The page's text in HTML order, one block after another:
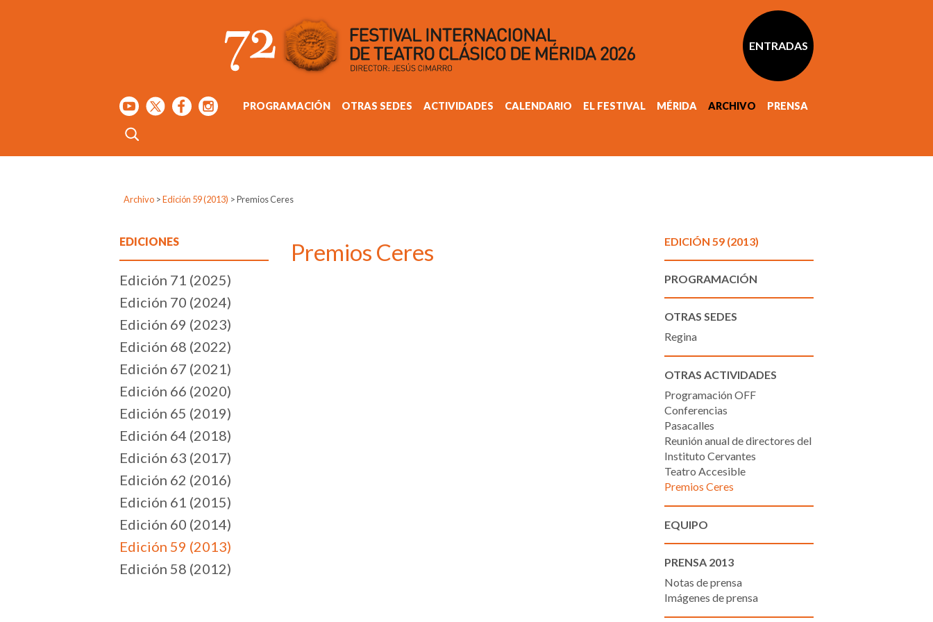
ENTRADAS
PROGRAMACIÓN OTRAS SEDES ACTIVIDADES CALENDARIO EL FESTIVAL MÉRIDA ARCHIVO PRENSA
Archivo > Edición 59 (2013) >Premios Ceres
EDICIONES
Edición 71 (2025)
Edición 70 (2024)
Edición 69 (2023)
Edición 68 (2022)
Edición 67 (2021)
Edición 66 (2020)
Edición 65 (2019)
Edición 64 (2018)
Edición 63 (2017)
Edición 62 (2016)
Edición 61 (2015)
Edición 60 (2014)
Edición 59 (2013)
Edición 58 (2012)
Premios Ceres EDICIÓN 59 (2013)
PROGRAMACIÓN
OTRAS SEDES
Regina
OTRAS ACTIVIDADES
Programación OFF
Conferencias
Pasacalles
Reunión anual de directores del
Instituto Cervantes
Teatro Accesible
Premios Ceres
EQUIPO
PRENSA 2013
Notas de prensa
Imágenes de prensa